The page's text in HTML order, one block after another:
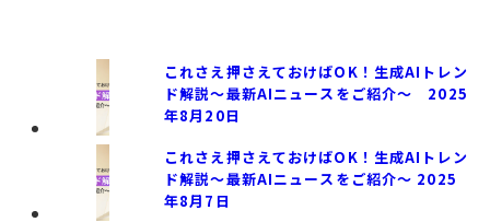
これさえ押さえておけばOK！生成AIトレン
ド解説〜最新AIニュースをご紹介〜 2025
年8月20日
これさえ押さえておけばOK！生成AIトレン
ド解説〜最新AIニュースをご紹介〜 2025
年8月7日